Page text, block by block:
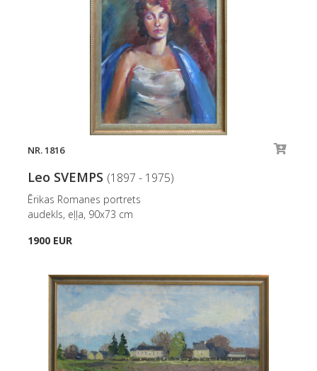
NR. 1816
Leo SVEMPS (1897 - 1975)
Ērikas Romanes portrets
audekls, eļļa, 90x73 cm
1900 EUR